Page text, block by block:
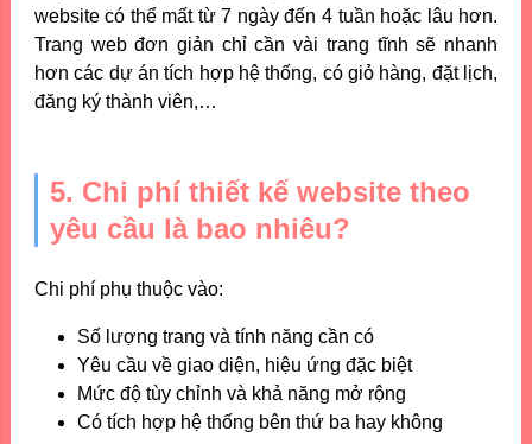
website có thể mất từ 7 ngày đến 4 tuần hoặc lâu hơn.
Trang web đơn giản chỉ cần vài trang tĩnh sẽ nhanh
hơn các dự án tích hợp hệ thống, có giỏ hàng, đặt lịch,
đăng ký thành viên,…
5. Chi phí thiết kế website theo
yêu cầu là bao nhiêu?
Chi phí phụ thuộc vào:
Số lượng trang và tính năng cần có
Yêu cầu về giao diện, hiệu ứng đặc biệt
Mức độ tùy chỉnh và khả năng mở rộng
Có tích hợp hệ thống bên thứ ba hay không